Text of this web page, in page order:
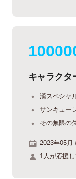
キャラクタ
漢スペシャ
サンキューレ
その無限の
2023年05月
1人が応援し